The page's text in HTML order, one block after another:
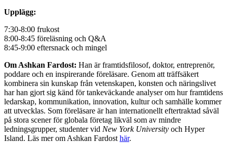
Upplägg:
7:30-8:00 frukost
8:00-8:45 föreläsning och Q&A
8:45-9:00 eftersnack och mingel
Om Ashkan Fardost: Han är framtidsfilosof, doktor, entreprenör,
poddare och en inspirerande föreläsare. Genom att träffsäkert
kombinera sin kunskap från vetenskapen, konsten och näringslivet
har han gjort sig känd för tankeväckande analyser om hur framtidens
ledarskap, kommunikation, innovation, kultur och samhälle kommer
att utvecklas. Som föreläsare är han internationellt eftertraktad såväl
på stora scener för globala företag likväl som av mindre
ledningsgrupper, studenter vid New York University och Hyper
Island. Läs mer om Ashkan Fardost här.